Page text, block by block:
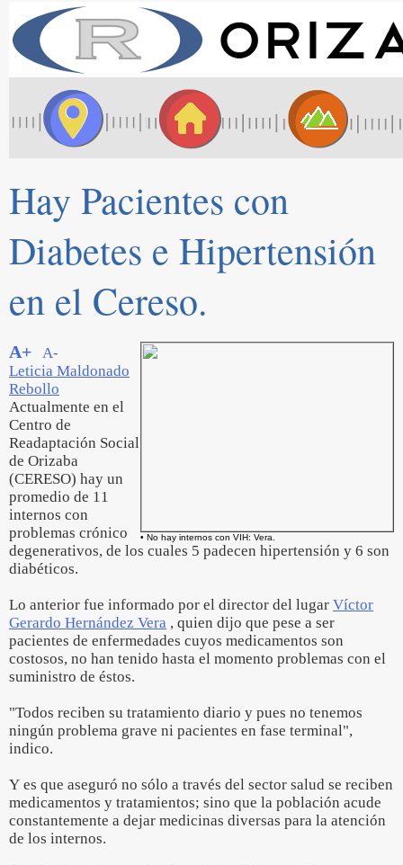
Hay Pacientes con
Diabetes e Hipertensión
en el Cereso.
• No hay internos con VIH: Vera.
A+
A-
Leticia Maldonado
Rebollo
Actualmente en el
Centro de
Readaptación Social
de Orizaba
(CERESO) hay un
promedio de 11
internos con
problemas crónico
degenerativos, de los cuales 5 padecen hipertensión y 6 son
diabéticos.
Lo anterior fue informado por el director del lugar Víctor
Gerardo Hernández Vera , quien dijo que pese a ser
pacientes de enfermedades cuyos medicamentos son
costosos, no han tenido hasta el momento problemas con el
suministro de éstos.
"Todos reciben su tratamiento diario y pues no tenemos
ningún problema grave ni pacientes en fase terminal",
indico.
Y es que aseguró no sólo a través del sector salud se reciben
medicamentos y tratamientos; sino que la población acude
constantemente a dejar medicinas diversas para la atención
de los internos.